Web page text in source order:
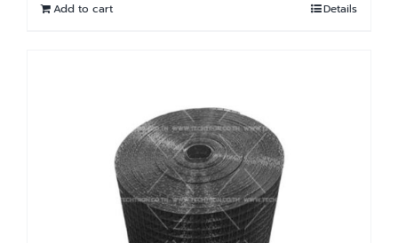
Add to cart Details